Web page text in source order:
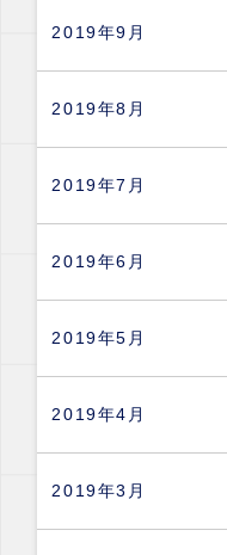
2019年9月
2019年8月
2019年7月
2019年6月
2019年5月
2019年4月
2019年3月